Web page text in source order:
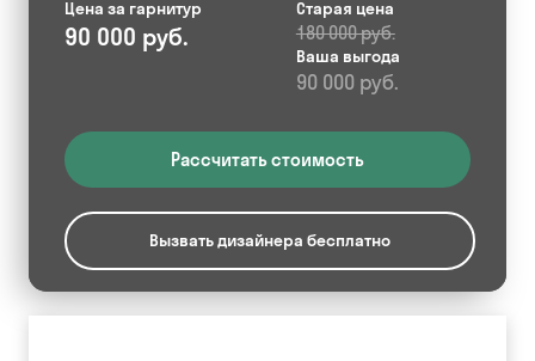
Цена за гарнитур
90 000 руб.
Старая цена
180 000 руб.
Ваша выгода
90 000 руб.
Рассчитать стоимость
Вызвать дизайнера бесплатно